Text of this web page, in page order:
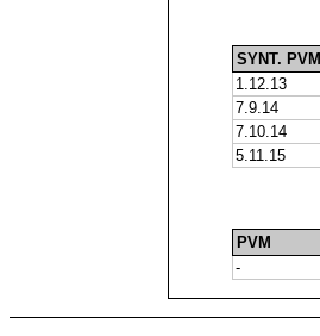
SYNT. PVM
1.12.13
7.9.14
7.10.14
5.11.15
PVM
-